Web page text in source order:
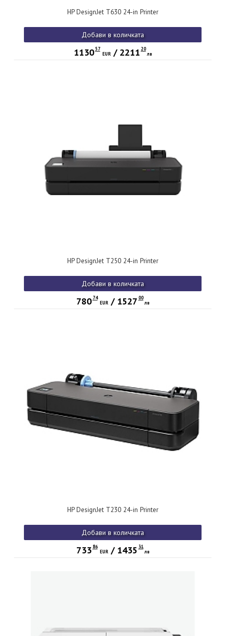
HP DesignJet T630 24-in Printer
Добави в количката
1130 57
EUR/ 2211 20
лв
HP DesignJet T250 24-in Printer
Добави в количката
780 74
EUR/ 1527 00
лв
HP DesignJet T230 24-in Printer
Добави в количката
733 86
EUR/ 1435 31
лв